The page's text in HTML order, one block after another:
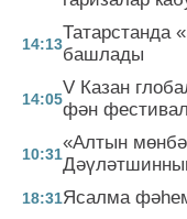
14:13
Татарстанда
башлады
14:05
V Казан
фән
10:31
«Алтын
18:31Ясалма